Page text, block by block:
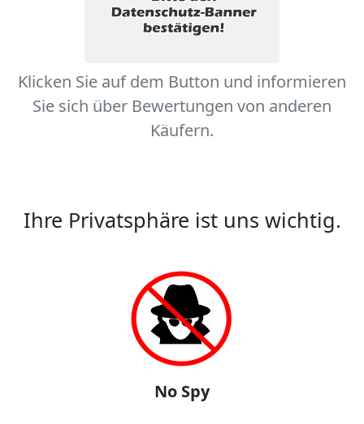
Klicken Sie auf dem Button und informieren
Sie sich über Bewertungen von anderen
Käufern.
Ihre Privatsphäre ist uns wichtig.
No Spy